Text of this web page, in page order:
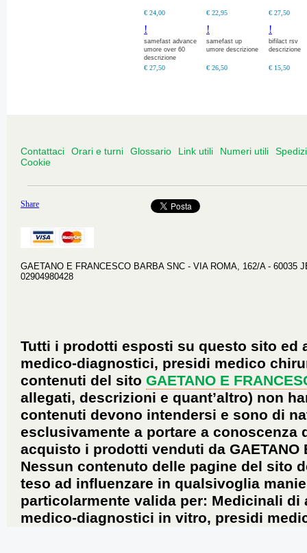
€ 24,00 € 22,95 € 27,50
!
samefast advance
umore over 60
descrizione
€ 27,50
!
samefast up
umore descrizione
€ 26,50
!
bifilact rsv
descrizione
€ 15,50
Contattaci Orari e turni Glossario Link utili Numeri utili
Cookie
Share
GAETANO E FRANCESCO BARBA SNC - VIA ROMA, 162/A - 60035
02904980428
Tutti i prodotti esposti su questo sito
medico-diagnostici, presidi medico
contenuti del sito GAETANO E
allegati, descrizioni e quant’altro) non
contenuti devono intendersi e sono di
esclusivamente a portare a
acquisto i prodotti venduti da GAETANO
Nessun contenuto delle pagine del sito
teso ad influenzare in qualsivoglia
particolarmente valida per: Medicinali
medico-diagnostici in vitro, presidi